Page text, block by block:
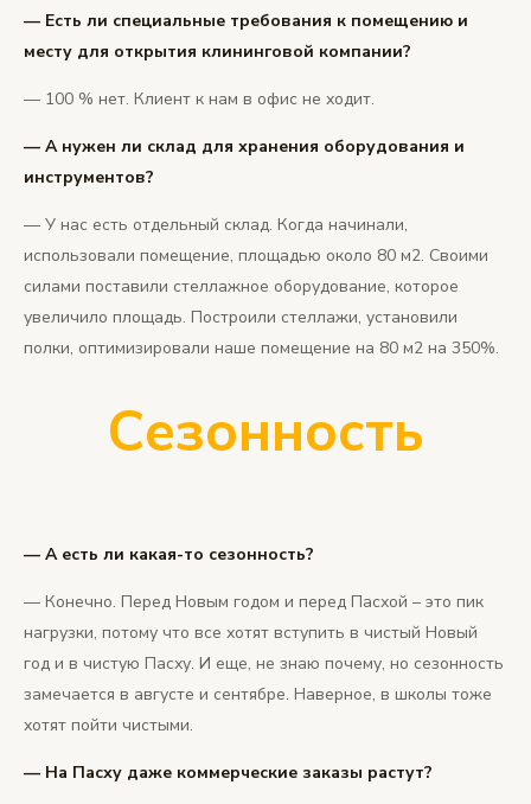
— Есть ли специальные требования к помещению и
месту для открытия клининговой компании?
— 100 % нет. Клиент к нам в офис не ходит.
— А нужен ли склад для хранения оборудования и
инструментов?
— У нас есть отдельный склад. Когда начинали,
использовали помещение, площадью около 80 м2. Своими
силами поставили стеллажное оборудование, которое
увеличило площадь. Построили стеллажи, установили
полки, оптимизировали наше помещение на 80 м2 на 350%.
Сезонность
— А есть ли какая-то сезонность?
— Конечно. Перед Новым годом и перед Пасхой – это пик
нагрузки, потому что все хотят вступить в чистый Новый
год и в чистую Пасху. И еще, не знаю почему, но сезонность
замечается в августе и сентябре. Наверное, в школы тоже
хотят пойти чистыми.
— На Пасху даже коммерческие заказы растут?